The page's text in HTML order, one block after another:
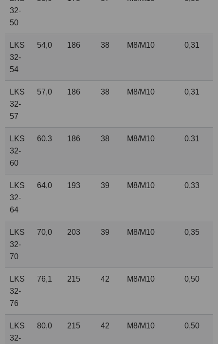
32-
50
LKS
32-
54
54,0 186 38 M8/M10 0,31
LKS
32-
57
57,0 186 38 M8/M10 0,31
LKS
32-
60
60,3 186 38 M8/M10 0,31
LKS
32-
64
64,0 193 39 M8/M10 0,33
LKS
32-
70
70,0 203 39 M8/M10 0,35
LKS
32-
76
76,1 215 42 M8/M10 0,50
LKS
32-
80,0 215 42 M8/M10 0,50